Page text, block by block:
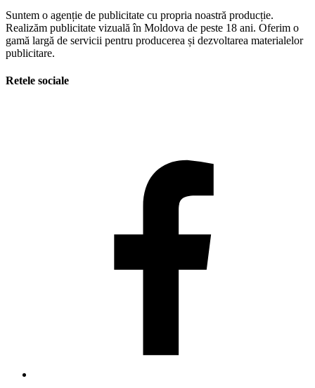
Suntem o agenție de publicitate cu propria noastră producție.
Realizăm publicitate vizuală în Moldova de peste 18 ani. Oferim o
gamă largă de servicii pentru producerea și dezvoltarea materialelor
publicitare.
Retele sociale